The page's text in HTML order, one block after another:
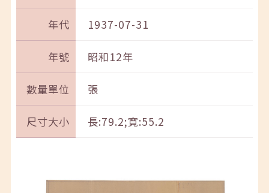
年代 1937-07-31
年號 昭和12年
數量單位 張
尺寸大小 長:79.2;寬:55.2